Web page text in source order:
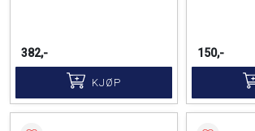
382,-
KJØP
150,-